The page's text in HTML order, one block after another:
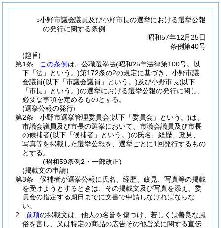
○小野市議会議員及び小野市長の選挙における選挙公報
の発行に関する条例
昭和57年12月25日
条例第40号
(趣旨)
第1条
この条例 は、公職選挙法(昭和25年法律第100号。以
下「法」という。)第172条の2の規定に基づき、小野市議
会議員(以下「市議会議員」という。)及び小野市長(以下
「市長」という。)の選挙における選挙公報の発行に関し、
必要な事項を定めるものとする。
(選挙公報の発行)
第2条
小野市選挙管理委員会(以下「委員会」という。)は、
市議会議員及び市長の選挙において、市議会議員及び市長
の候補者(以下「候補者」という。)の氏名、経歴、政見、
写真等を掲載した選挙公報を、選挙ごとに1回発行するもの
とする。
(昭和59条例2・一部改正)
(掲載文の申請)
第3条
候補者が選挙公報に氏名、経歴、政見、写真等の掲載
を受けようとするときは、その掲載文及び写真を添え、委
員会の指定する期日までに文書で申請しなければならな
い。
2
前項の掲載文は、他人の名誉を傷つけ、若しくは善良な風
俗を害し、又は特定の商品の広告その他営業に関する宣伝